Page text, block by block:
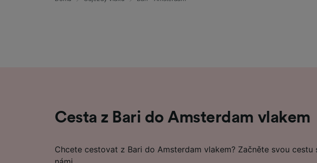
Cesta z Bari do Amsterdam vlakem
Chcete cestovat z Bari do Amsterdam vlakem? Začněte svou cestu